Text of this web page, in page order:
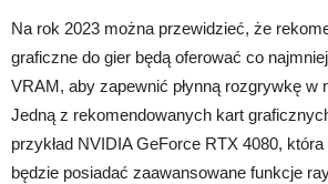
Na rok 2023 można przewidzieć, że
graficzne do gier będą oferować co
VRAM, aby zapewnić płynną rozgrywkę w
Jedną z rekomendowanych kart
przykład NVIDIA GeForce RTX 4080,
będzie posiadać zaawansowane funkcje